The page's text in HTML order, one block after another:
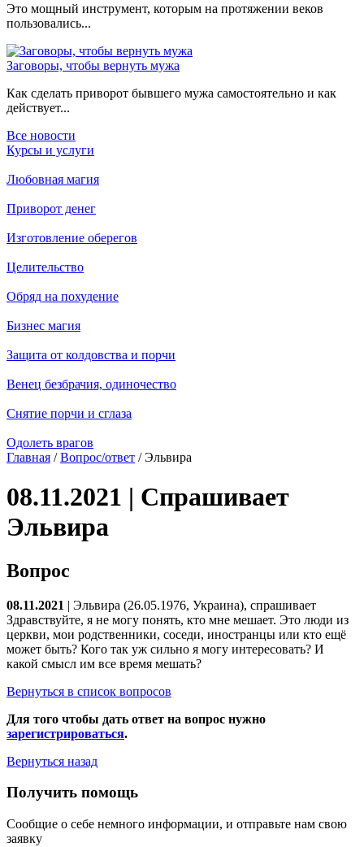
Это мощный инструмент, которым на протяжении веков
пользовались...
Заговоры, чтобы вернуть мужа
Как сделать приворот бывшего мужа самостоятельно и как
действует...
Все новости
Курсы и услуги
Любовная магия
Приворот денег
Изготовление оберегов
Целительство
Обряд на похудение
Бизнес магия
Защита от колдовства и порчи
Венец безбрачия, одиночество
Снятие порчи и сглаза
Одолеть врагов
Главная /Вопрос/ответ / Эльвира
08.11.2021 | Спрашивает
Эльвира
Вопрос
08.11.2021 | Эльвира (26.05.1976, Украина), спрашивает
Здравствуйте, я не могу понять, кто мне мешает. Это люди из
церкви, мои родственники, соседи, иностранцы или кто ещё
может быть? Кого так уж сильно я могу интересовать? И
какой смысл им все время мешать?
Вернуться в список вопросов
Для того чтобы дать ответ на вопрос нужно
зарегистрироваться.
Вернуться назад
Получить помощь
Сообщие о себе немного информации, и отправьте нам свою
заявку